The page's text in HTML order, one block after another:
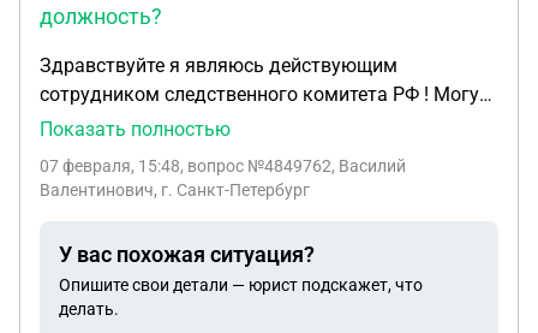
должность?
Здравствуйте я являюсь действующим
сотрудником следственного комитета РФ ! Могу
ли я заключить контракт на год СВО Минобороны
моя прежняя должность ?
Показать полностью
07 февраля, 15:48, вопрос №4849762, Василий
Валентинович, г. Санкт-Петербург
У вас похожая ситуация?
Опишите свои детали — юрист подскажет, что
делать.